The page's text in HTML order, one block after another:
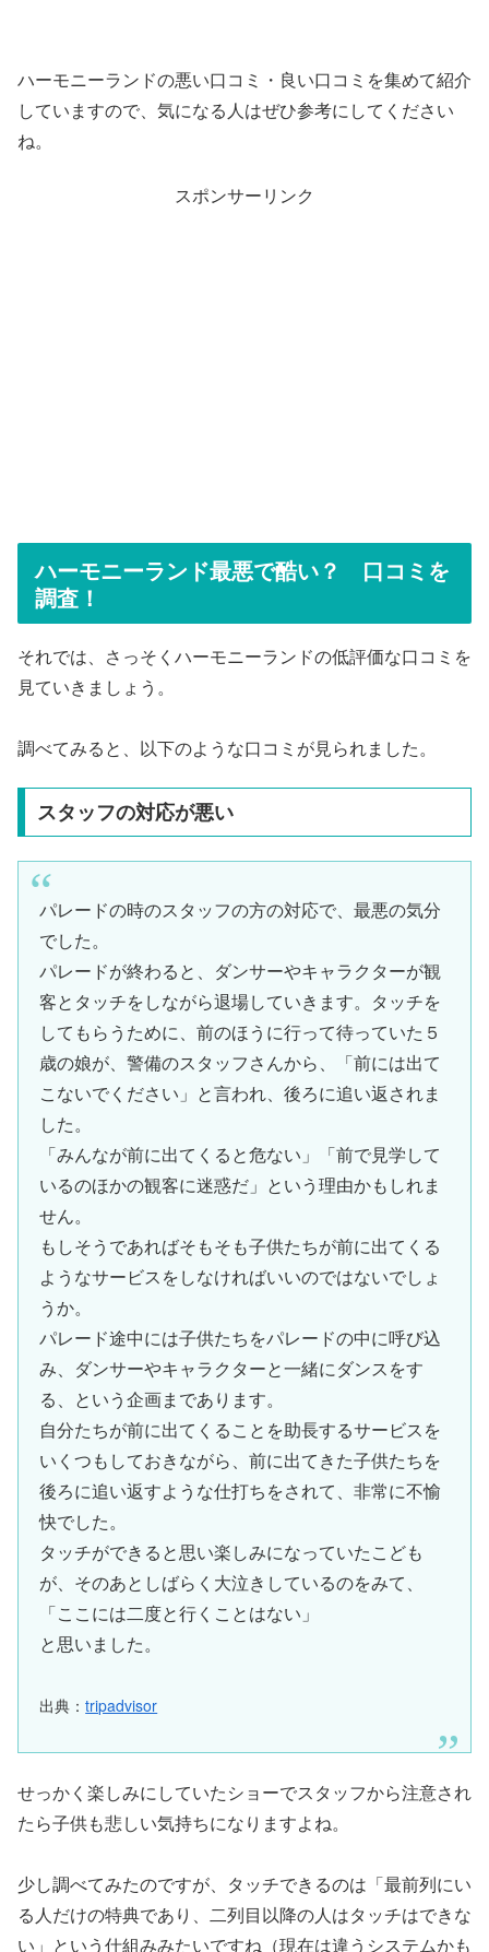
ハーモニーランドの悪い口コミ・良い口コミを集めて紹介
していますので、気になる人はぜひ参考にしてください
ね。
スポンサーリンク
ハーモニーランド最悪で酷い？ 口コミを
調査！
それでは、さっそくハーモニーランドの低評価な口コミを
見ていきましょう。
調べてみると、以下のような口コミが見られました。
スタッフの対応が悪い
パレードの時のスタッフの方の対応で、最悪の気分
でした。
パレードが終わると、ダンサーやキャラクターが観
客とタッチをしながら退場していきます。タッチを
してもらうために、前のほうに行って待っていた５
歳の娘が、警備のスタッフさんから、「前には出て
こないでください」と言われ、後ろに追い返されま
した。
「みんなが前に出てくると危ない」「前で見学して
いるのほかの観客に迷惑だ」という理由かもしれま
せん。
もしそうであればそもそも子供たちが前に出てくる
ようなサービスをしなければいいのではないでしょ
うか。
パレード途中には子供たちをパレードの中に呼び込
み、ダンサーやキャラクターと一緒にダンスをす
る、という企画まであります。
自分たちが前に出てくることを助長するサービスを
いくつもしておきながら、前に出てきた子供たちを
後ろに追い返すような仕打ちをされて、非常に不愉
快でした。
タッチができると思い楽しみになっていたこども
が、そのあとしばらく大泣きしているのをみて、
「ここには二度と行くことはない」
と思いました。
出典：tripadvisor
せっかく楽しみにしていたショーでスタッフから注意され
たら子供も悲しい気持ちになりますよね。
少し調べてみたのですが、タッチできるのは「最前列にい
る人だけの特典であり、二列目以降の人はタッチはできな
い」という仕組みみたいですね（現在は違うシステムかも